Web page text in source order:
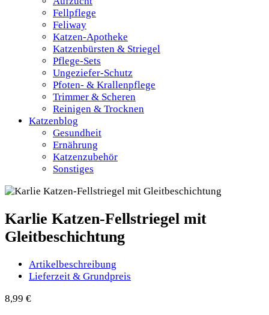
Fellpflege
Feliway
Katzen-Apotheke
Katzenbürsten & Striegel
Pflege-Sets
Ungeziefer-Schutz
Pfoten- & Krallenpflege
Trimmer & Scheren
Reinigen & Trocknen
Katzenblog
Gesundheit
Ernährung
Katzenzubehör
Sonstiges
Karlie Katzen-Fellstriegel mit
Gleitbeschichtung
Artikelbeschreibung
Lieferzeit & Grundpreis
8,99 €